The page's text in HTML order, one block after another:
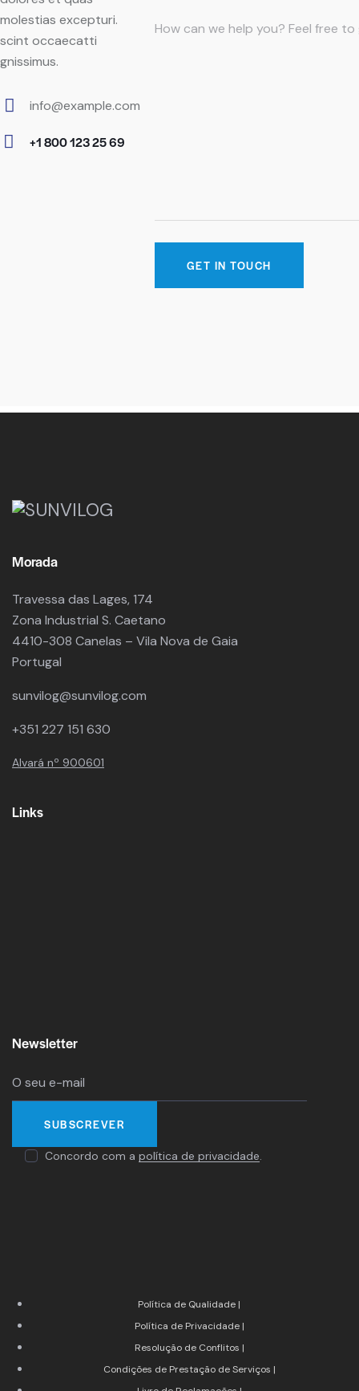
molestias excepturi.
scint occaecatti
gnissimus.
m
info@example.com
+1 800 123 25 69
Morada
Travessa das Lages, 174
Zona Industrial S. Caetano
4410-308 Canelas – Vila Nova de Gaia
Portugal
sunvilog@sunvilog.com
+351 227 151 630
Alvará nº 900601
Links
Newsletter
Concordo com apolítica de privacidade.
Política de Qualidade |
Política de Privacidade |
Resolução de Conflitos |
Condições de Prestação de Serviços |